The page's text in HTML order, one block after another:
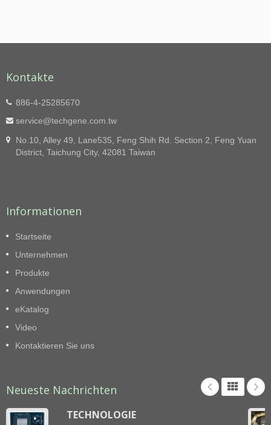
Kontakte
886-4-25285670
service@techgene.com.tw
No.10, Alley 49, Lane535, Feng Shih Rd. Section 2, Feng Yuan
District, Taichung City, 42081 Taiwan
Informationen
Startseite
Unternehmen
Produkte
Anwendungen
eKatalog
Video
Kontaktieren Sie uns
Neueste Nachrichten
TECHNOLOGIE